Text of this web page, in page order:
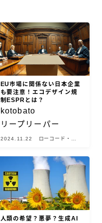
EU市場に関係ない日本企業
も要注意！エコデザイン規
制ESPRとは？
2024.11.22
ローコード・ノ
kotobato
リープリーパー
人類の希望？悪夢？生成AI